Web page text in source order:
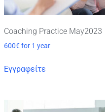
Coaching Practice May2023
600€ for 1 year
Εγγραφείτε